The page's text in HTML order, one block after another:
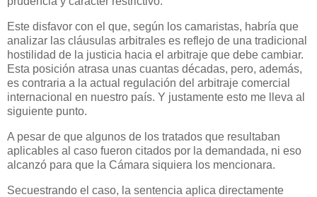
Este disfavor con el que, según los camaristas, habría que
analizar las cláusulas arbitrales es reflejo de una tradicional
hostilidad de la justicia hacia el arbitraje que debe cambiar.
Esta posición atrasa unas cuantas décadas, pero, además,
es contraria a la actual regulación del arbitraje comercial
internacional en nuestro país. Y justamente esto me lleva al
siguiente punto.
A pesar de que algunos de los tratados que resultaban
aplicables al caso fueron citados por la demandada, ni eso
alcanzó para que la Cámara siquiera los mencionara.
Secuestrando el caso, la sentencia aplica directamente